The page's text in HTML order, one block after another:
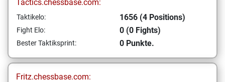
Tactics.chessbase.com:
Taktikelo: 1656 (4 Positions)
Fight Elo: 0 (0 Fights)
Bester Taktiksprint: 0 Punkte.
Fritz.chessbase.com: